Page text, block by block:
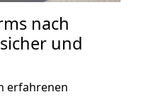
nach
sicher und
erfahrenen